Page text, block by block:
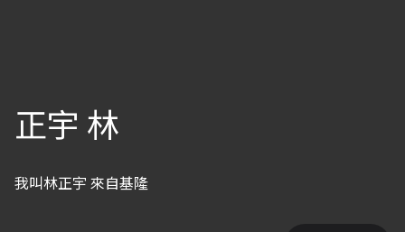
正宇 林
我叫林正宇 來自基隆